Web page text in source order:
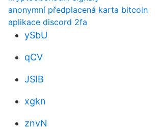
anonymní předplacená karta bitcoin
aplikace discord 2fa
ySbU
qCV
JSIB
xgkn
znvN